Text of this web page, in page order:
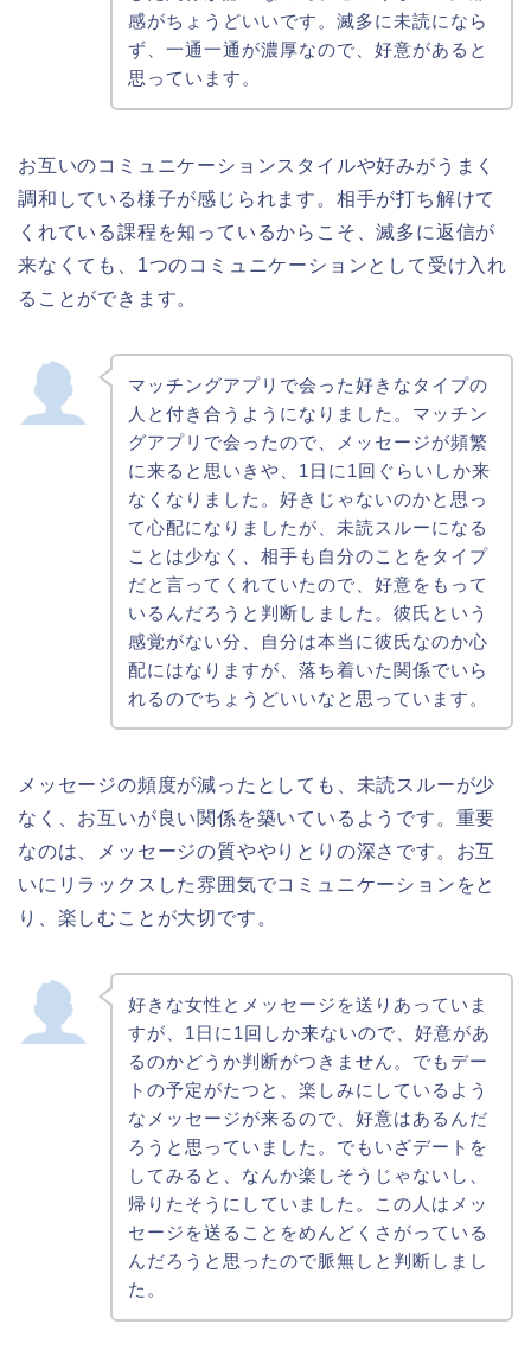
感がちょうどいいです。滅多に未読になら
ず、一通一通が濃厚なので、好意があると
思っています。
お互いのコミュニケーションスタイルや好みがうまく
調和している様子が感じられます。相手が打ち解けて
くれている課程を知っているからこそ、滅多に返信が
来なくても、1つのコミュニケーションとして受け入れ
ることができます。
マッチングアプリで会った好きなタイプの
人と付き合うようになりました。マッチン
グアプリで会ったので、メッセージが頻繁
に来ると思いきや、1日に1回ぐらいしか来
なくなりました。好きじゃないのかと思っ
て心配になりましたが、未読スルーになる
ことは少なく、相手も自分のことをタイプ
だと言ってくれていたので、好意をもって
いるんだろうと判断しました。彼氏という
感覚がない分、自分は本当に彼氏なのか心
配にはなりますが、落ち着いた関係でいら
れるのでちょうどいいなと思っています。
メッセージの頻度が減ったとしても、未読スルーが少
なく、お互いが良い関係を築いているようです。重要
なのは、メッセージの質ややりとりの深さです。お互
いにリラックスした雰囲気でコミュニケーションをと
り、楽しむことが大切です。
好きな女性とメッセージを送りあっていま
すが、1日に1回しか来ないので、好意があ
るのかどうか判断がつきません。でもデー
トの予定がたつと、楽しみにしているよう
なメッセージが来るので、好意はあるんだ
ろうと思っていました。でもいざデートを
してみると、なんか楽しそうじゃないし、
帰りたそうにしていました。この人はメッ
セージを送ることをめんどくさがっている
んだろうと思ったので脈無しと判断しまし
た。